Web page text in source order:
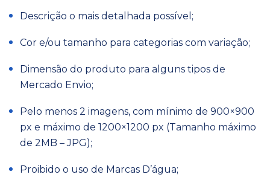
Descrição o mais detalhada possível;
Cor e/ou tamanho para categorias com variação;
Dimensão do produto para alguns tipos de
Mercado Envio;
Pelo menos 2 imagens, com mínimo de 900×900
px e máximo de 1200×1200 px (Tamanho máximo
de 2MB – JPG);
Proibido o uso de Marcas D’água;